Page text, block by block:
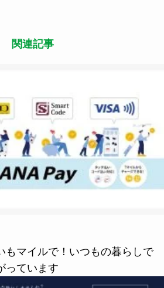
関連記事
もマイルで！いつもの暮らしで
っています